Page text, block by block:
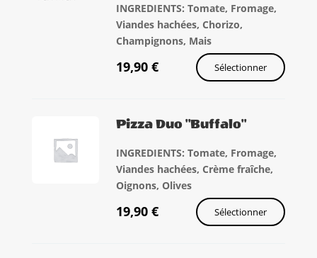
INGREDIENTS: Tomate, Fromage,
Viandes hachées, Chorizo,
Champignons, Mais
19,90 € Sélectionner
Pizza Duo "Buffalo"
INGREDIENTS: Tomate, Fromage,
Viandes hachées, Crème fraîche,
Oignons, Olives
19,90 € Sélectionner